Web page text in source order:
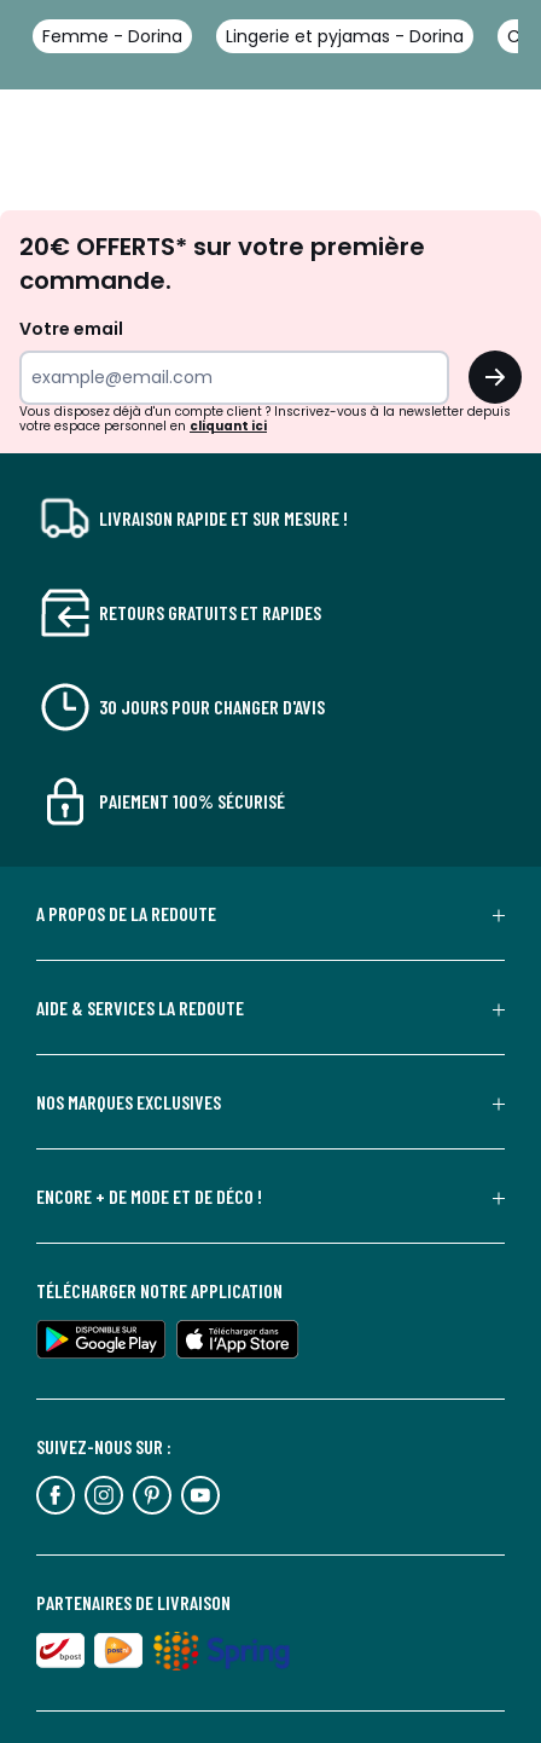
Femme - Dorina Lingerie et pyjamas - Dorina
d'inspirations
surprises?
20€ OFFERTS* sur votre première
commande.
Votre email
OK
Vous disposez déjà d'un compte client ? Inscrivez-vous à la newsletter depuis
votre espace personnel en cliquant ici
LIVRAISON RAPIDE ET SUR MESURE !
RETOURS GRATUITS ET RAPIDES
30 JOURS POUR CHANGER D'AVIS
PAIEMENT 100% SÉCURISÉ
A PROPOS DE LA REDOUTE
AIDE & SERVICES LA REDOUTE
NOS MARQUES EXCLUSIVES
ENCORE + DE MODE ET DE DÉCO !
PARTENAIRES DE LIVRAISON
SUIVEZ-NOUS SUR :
TÉLÉCHARGER NOTRE APPLICATION